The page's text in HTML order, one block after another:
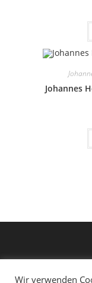
Johannes
Wir verwenden